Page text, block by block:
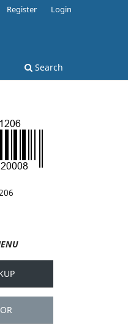
Search
Register Login